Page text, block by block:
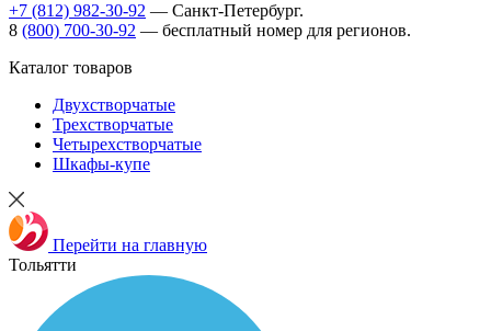
+7 (812) 982-30-92 — Санкт-Петербург.
8 (800) 700-30-92 — бесплатный номер для регионов.
Каталог товаров
Двухстворчатые
Трехстворчатые
Четырехстворчатые
Шкафы-купе
Перейти на главную
Тольятти